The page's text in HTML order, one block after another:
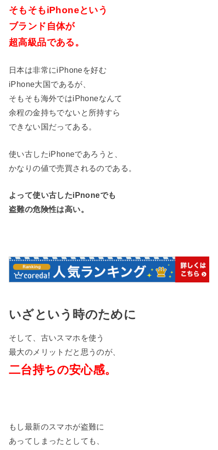
そもそもiPhoneという
ブランド自体が
超高級品である。
日本は非常にiPhoneを好む
iPhone大国であるが、
そもそも海外ではiPhoneなんて
余程の金持ちでないと所持すら
できない国だってある。
使い古したiPhoneであろうと、
かなりの値で売買されるのである。
よって使い古したiPnoneでも
盗難の危険性は高い。
いざという時のために
そして、古いスマホを使う
最大のメリットだと思うのが、
二台持ちの安心感。
もし最新のスマホが盗難に
あってしまったとしても、